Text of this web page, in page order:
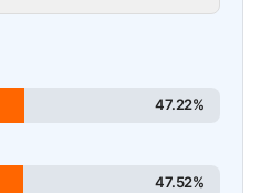
47.22%
47.52%